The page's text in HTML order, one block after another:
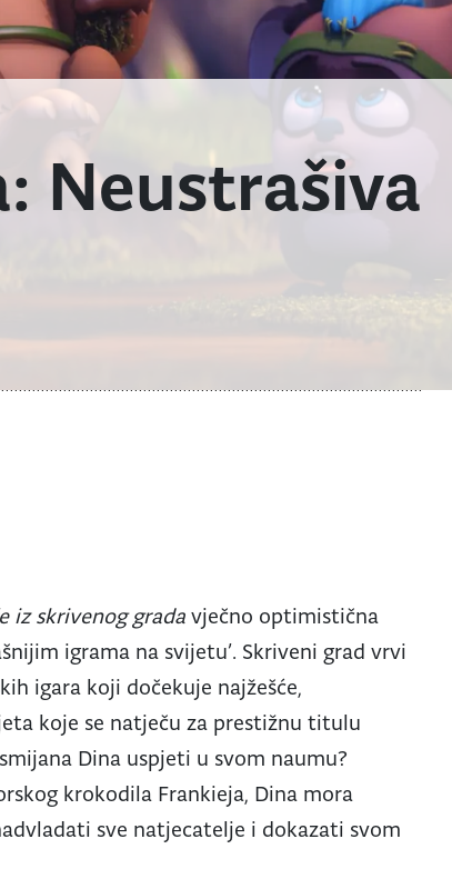
Neustrašiva
iz skrivenog grada vječno optimistična
igrama na svijetu’. Skriveni grad vrvi
igara koji dočekuje najžešće,
koje se natječu za prestižnu titulu
Dina uspjeti u svom naumu?
krokodila Frankieja, Dina mora
sve natjecatelje i dokazati svom